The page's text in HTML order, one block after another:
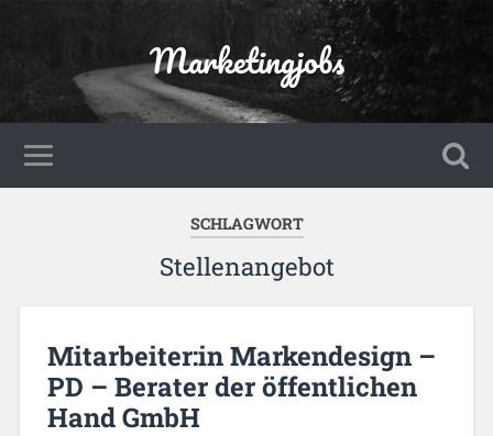
Marketingjobs
SCHLAGWORT
Stellenangebot
Mitarbeiter:in Markendesign –
PD – Berater der öffentlichen
Hand GmbH